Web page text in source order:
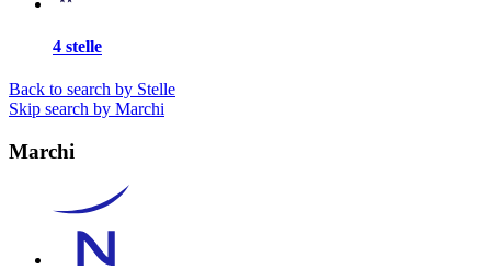
4 stelle
Back to search by Stelle
Skip search by Marchi
Marchi